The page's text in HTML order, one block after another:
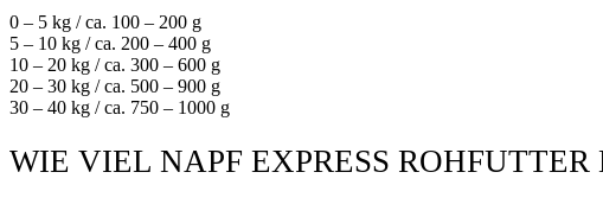
0 – 5 kg / ca. 100 – 200 g
5 – 10 kg / ca. 200 – 400 g
10 – 20 kg / ca. 300 – 600 g
20 – 30 kg / ca. 500 – 900 g
30 – 40 kg / ca. 750 – 1000 g
WIE VIEL NAPF EXPRESS